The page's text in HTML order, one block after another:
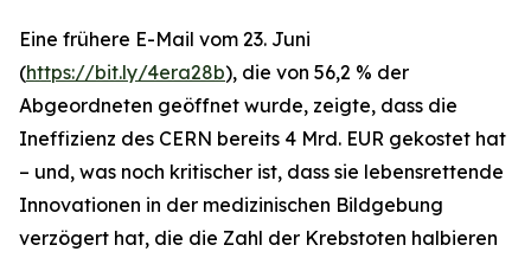
Eine frühere E-Mail vom 23. Juni
(https://bit.ly/4era28b), die von 56,2 % der
Abgeordneten geöffnet wurde, zeigte, dass die
Ineffizienz des CERN bereits 4 Mrd. EUR gekostet hat
– und, was noch kritischer ist, dass sie lebensrettende
Innovationen in der medizinischen Bildgebung
verzögert hat, die die Zahl der Krebstoten halbieren